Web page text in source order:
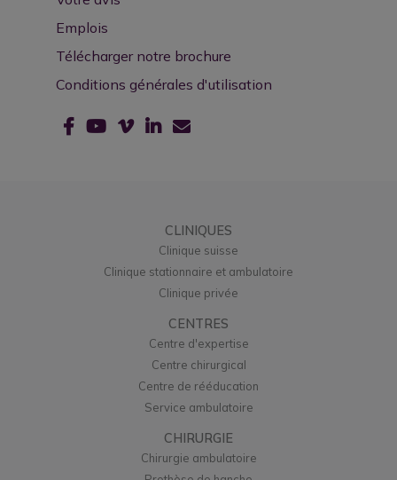
Emplois
Télécharger notre brochure
Conditions générales d'utilisation
CLINIQUES
Clinique suisse
Clinique stationnaire et ambulatoire
Clinique privée
CENTRES
Centre d'expertise
Centre chirurgical
Centre de rééducation
Service ambulatoire
CHIRURGIE
Chirurgie ambulatoire